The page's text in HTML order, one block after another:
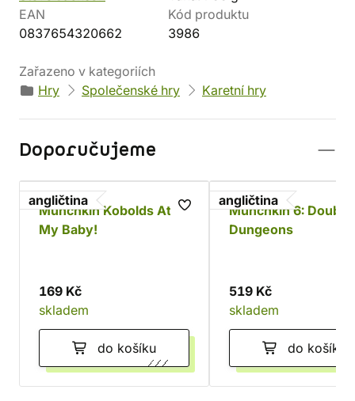
EAN
0837654320662
Kód produktu
3986
Zařazeno v kategoriích
Hry
Společenské hry Karetní hry
Doporučujeme
angličtina
Munchkin Kobolds Ate
My Baby!
169 Kč
skladem
do košíku
angličtina
Munchkin 6: Double
Dungeons
519 Kč
skladem
do košíku